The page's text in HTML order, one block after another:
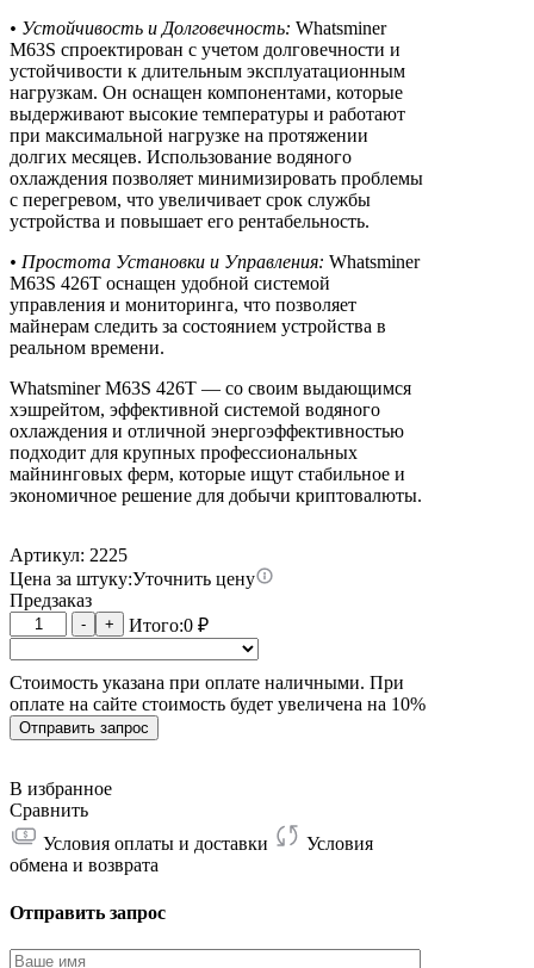
• Устойчивость и Долговечность: Whatsminer
M63S спроектирован с учетом долговечности и
устойчивости к длительным эксплуатационным
нагрузкам. Он оснащен компонентами, которые
выдерживают высокие температуры и работают
при максимальной нагрузке на протяжении
долгих месяцев. Использование водяного
охлаждения позволяет минимизировать проблемы
с перегревом, что увеличивает срок службы
устройства и повышает его рентабельность.
• Простота Установки и Управления: Whatsminer
M63S 426T оснащен удобной системой
управления и мониторинга, что позволяет
майнерам следить за состоянием устройства в
реальном времени.
Whatsminer M63S 426T — со своим выдающимся
хэшрейтом, эффективной системой водяного
охлаждения и отличной энергоэффективностью
подходит для крупных профессиональных
майнинговых ферм, которые ищут стабильное и
экономичное решение для добычи криптовалюты.
Артикул: 2225
Цена за штуку:Уточнить цену
Предзаказ
Количество
товара
Whatsminer
M63S
17W
426T
- + Итого:0₽
Стоимость указана при оплате наличными. При
оплате на сайте стоимость будет увеличена на 10%
Отправить запрос
В избранное
Сравнить
Условия оплаты и доставки
Условия
обмена и возврата
Отправить запрос